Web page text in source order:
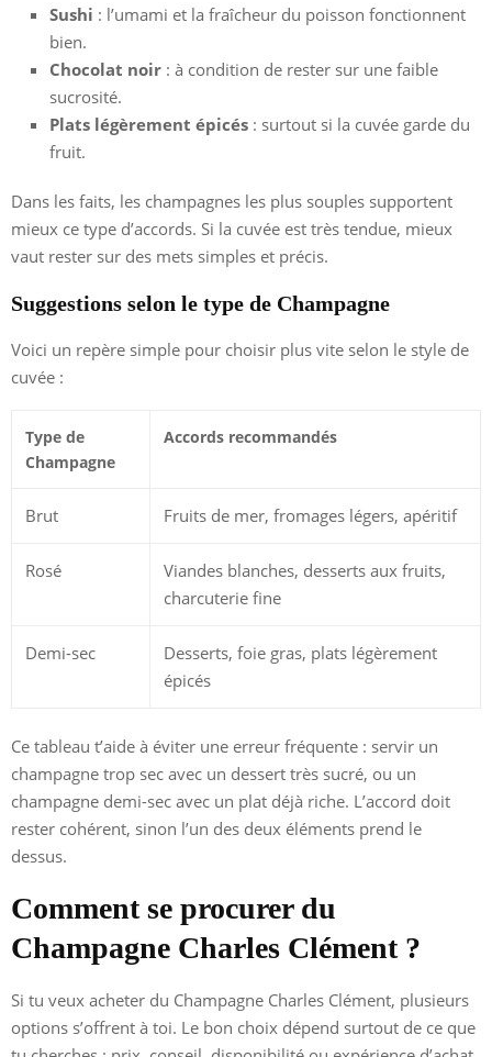
Sushi : l’umami et la fraîcheur du poisson fonctionnent
bien.
Chocolat noir : à condition de rester sur une faible
sucrosité.
Plats légèrement épicés : surtout si la cuvée garde du
fruit.
Dans les faits, les champagnes les plus souples supportent
mieux ce type d’accords. Si la cuvée est très tendue, mieux
vaut rester sur des mets simples et précis.
Suggestions selon le type de Champagne
Voici un repère simple pour choisir plus vite selon le style de
cuvée :
Type de
Champagne
Accords recommandés
Brut Fruits de mer, fromages légers, apéritif
Rosé
Viandes blanches, desserts aux fruits,
charcuterie fine
Demi-sec
Desserts, foie gras, plats légèrement
épicés
Ce tableau t’aide à éviter une erreur fréquente : servir un
champagne trop sec avec un dessert très sucré, ou un
champagne demi-sec avec un plat déjà riche. L’accord doit
rester cohérent, sinon l’un des deux éléments prend le
dessus.
Comment se procurer du
Champagne Charles Clément ?
Si tu veux acheter du Champagne Charles Clément, plusieurs
options s’offrent à toi. Le bon choix dépend surtout de ce que